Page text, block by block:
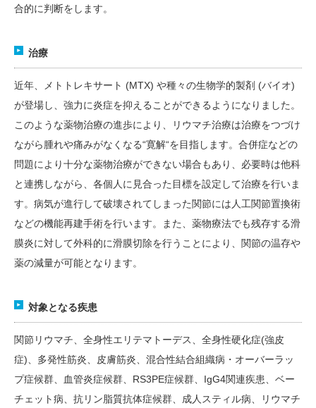
合的に判断をします。
治療
近年、メトトレキサート (MTX) や種々の生物学的製剤 (バイオ)
が登場し、強力に炎症を抑えることができるようになりました。
このような薬物治療の進歩により、リウマチ治療は治療をつづけ
ながら腫れや痛みがなくなる“寛解“を目指します。合併症などの
問題により十分な薬物治療ができない場合もあり、必要時は他科
と連携しながら、各個人に見合った目標を設定して治療を行いま
す。病気が進行して破壊されてしまった関節には人工関節置換術
などの機能再建手術を行います。また、薬物療法でも残存する滑
膜炎に対して外科的に滑膜切除を行うことにより、関節の温存や
薬の減量が可能となります。
対象となる疾患
関節リウマチ、全身性エリテマトーデス、全身性硬化症(強皮
症)、多発性筋炎、皮膚筋炎、混合性結合組織病・オーバーラッ
プ症候群、血管炎症候群、RS3PE症候群、IgG4関連疾患、ベー
チェット病、抗リン脂質抗体症候群、成人スティル病、リウマチ